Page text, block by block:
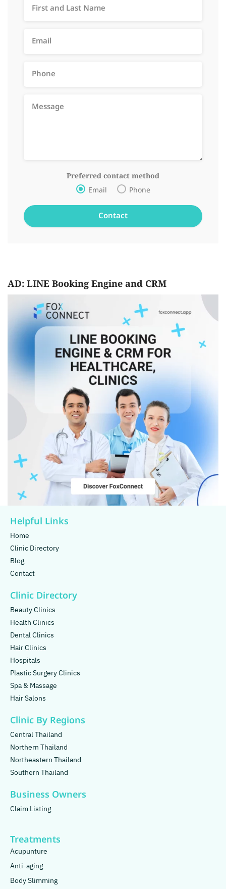
Preferred contact method
Email Phone
AD: LINE Booking Engine and CRM
Helpful Links
Home
Clinic Directory
Blog
Contact
Clinic Directory
Beauty Clinics
Health Clinics
Dental Clinics
Hair Clinics
Hospitals
Plastic Surgery Clinics
Spa & Massage
Hair Salons
Clinic By Regions
Central Thailand
Northern Thailand
Northeastern Thailand
Southern Thailand
Business Owners
Claim Listing
Treatments
Acupunture
Anti-aging
Body Slimming